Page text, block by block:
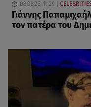
08.08.26, 11:29
Γιάννης
τον πατέρα του